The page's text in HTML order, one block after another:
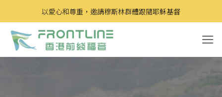
to
content
以愛心和尊重，邀請穆斯林群體跟隨耶穌基督